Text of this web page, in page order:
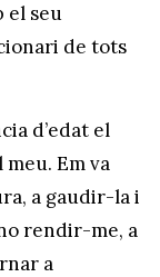
el seu
de tots
d’edat el
Em va
a gaudir-la i
rendir-me, a
a